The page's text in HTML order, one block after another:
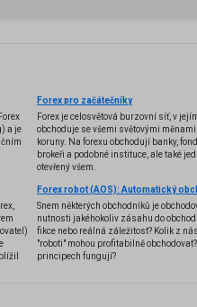
a je
Forex pro začátečníky
Forex je celosvětová burzovní síť, v
obchoduje se všemi světovými
koruny. Na forexu obchodují banky,
brokeři a podobné instituce, ale také
otevřený všem.
Snem některých obchodníků je
nutnosti jakéhokoliv zásahu do
fikce nebo reálná záležitost? Kolik z
"roboti" mohou profitabilně
principech fungují?